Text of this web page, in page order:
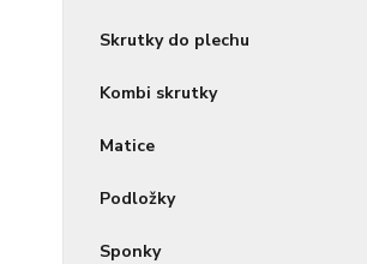
Skrutky do plechu
Kombi skrutky
Matice
Podložky
Sponky